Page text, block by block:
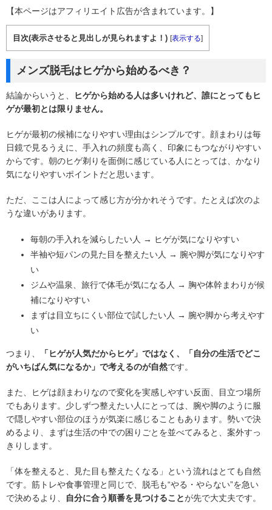
【本ページはアフィリエイト広告が含まれています。】
目次(表示させると見出しが見られますよ！) [表示する]
メンズ脱毛はヒゲから始めるべき？
結論からいうと、
ヒゲから始める人は多いけれど、誰にとってもヒ
ゲが最初とは限りません。
ヒゲが最初の候補になりやすい理由はシンプルです。顔まわりは毎
日鏡で見るうえに、手入れの頻度も高く、印象にもつながりやすい
からです。朝のヒゲ剃りを面倒に感じている人にとっては、かなり
気になりやすいポイントだと思います。
ただ、ここは人によって感じ方が分かれそうです。たとえば次のよ
うな違いがあります。
毎朝の手入れを減らしたい人 → ヒゲが気になりやすい
半袖や短パンの見た目を整えたい人 → 腕や脚が気になりやす
い
ジムや温泉、旅行で体毛が気になる人 → 胸や体幹まわりが候
補になりやすい
まずは目立ちにくい部位で試したい人 → 腕や脚から考えやす
い
つまり、
「ヒゲが人気だからヒゲ」ではなく、「自分の生活でどこ
がいちばん気になるか」で考えるのが自然です。
また、ヒゲは顔まわりなので変化を実感しやすい反面、目立つ場所
でもあります。少しずつ整えたい人にとっては、腕や脚のように服
で隠しやすい部位のほうが気楽に感じることもあります。勢いで決
めるより、まずは生活の中での困りごとを並べてみると、案外すっ
きりします。
「体を整えると、見た目も整えたくなる」という流れはとても自然
です。筋トレや食事管理と同じで、脱毛も“やる・やらない”を急い
で決めるより、
自分に合う順番を見つけることが先で大丈夫です。